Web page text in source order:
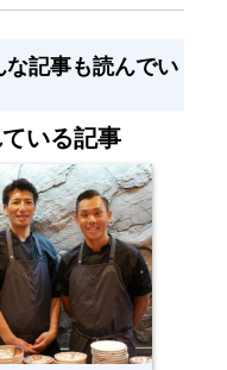
記事も読んでい
いる記事